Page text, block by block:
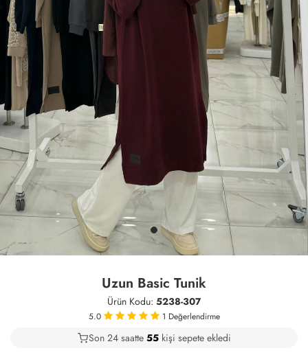
Uzun Basic Tunik
Ürün Kodu: 5238-307
5.0 1 Değerlendirme
43
Son 24 saatte 56kişi sepete ekledi
15